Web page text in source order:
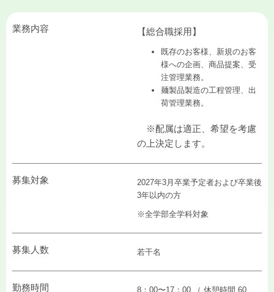
業務内容 【総合職採用】
既存のお客様、新規のお客
様への企画、商品提案、受
注管理業務。
麺製品製造の工程管理、出
荷管理業務。
※配属は適正、希望を考慮
の上決定します。
募集対象
2027年3月卒業予定者および卒業後
3年以内の方
※全学部全学科対象
募集人数 若干名
勤務時間
8：00〜17：00 （ 休憩時間 60